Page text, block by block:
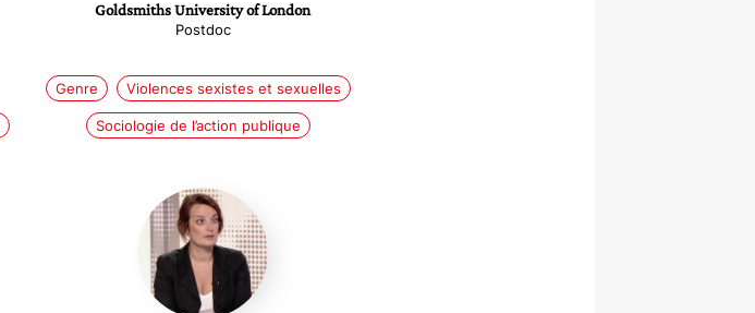
Goldsmiths University of London
Postdoc
Genre Violences sexistes et sexuelles
Sociologie de l’action publique
Anne
Sarah
Kertudo